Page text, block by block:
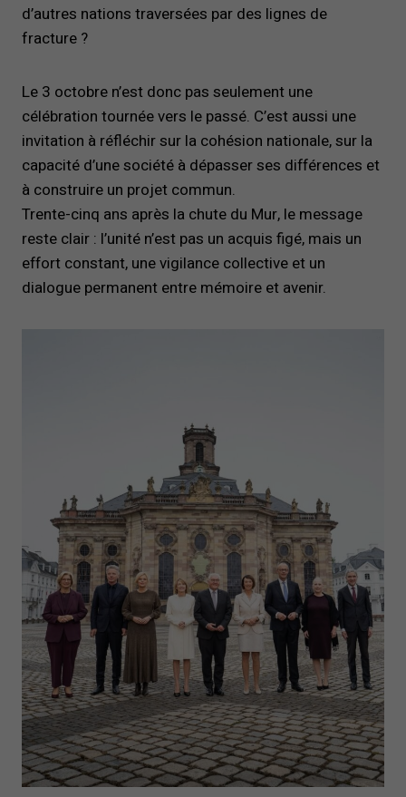
d’autres nations traversées par des lignes de
fracture ?
Le 3 octobre n’est donc pas seulement une
célébration tournée vers le passé. C’est aussi une
invitation à réfléchir sur la cohésion nationale, sur la
capacité d’une société à dépasser ses différences et
à construire un projet commun.
Trente-cinq ans après la chute du Mur, le message
reste clair : l’unité n’est pas un acquis figé, mais un
effort constant, une vigilance collective et un
dialogue permanent entre mémoire et avenir.